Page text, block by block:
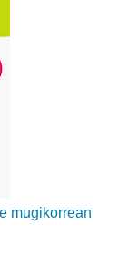
mugikorrean